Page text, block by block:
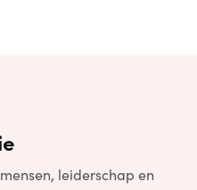
leiderschap en